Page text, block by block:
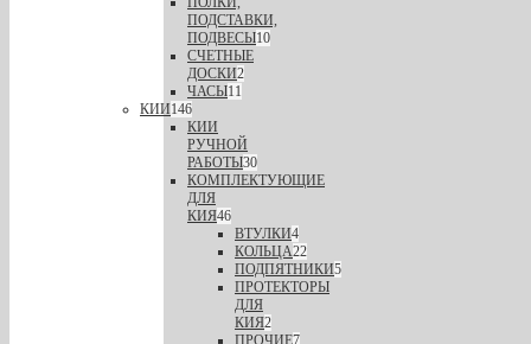
ПОДСТАВКИ,
ПОДВЕСЫ10
СЧЕТНЫЕ
ДОСКИ2
ЧАСЫ11
КИИ146
КИИ
РУЧНОЙ
РАБОТЫ30
КОМПЛЕКТУЮЩИЕ
ДЛЯ
КИЯ46
ВТУЛКИ4
КОЛЬЦА22
ПОДПЯТНИКИ5
ПРОТЕКТОРЫ
ДЛЯ
КИЯ2
ПРОЧИЕ7